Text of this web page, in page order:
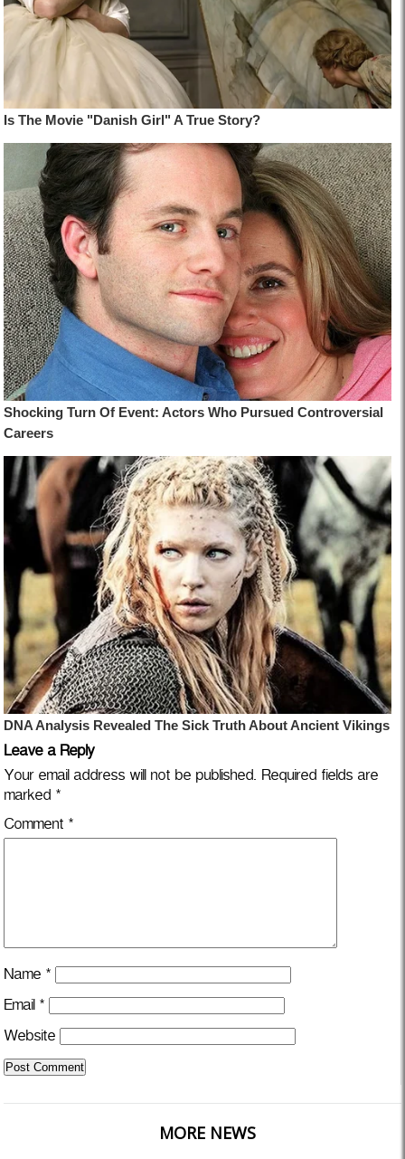
Leave a Reply
Your email address will not be published. Required fields are
marked *
Comment *
Name *
Email *
Website
MORE NEWS